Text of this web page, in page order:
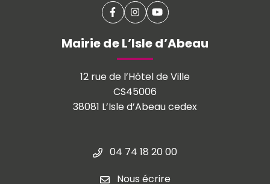
Facebook
(ouverture dans un nouvel
Instagram
(ouverture dans un nouvel
YouTube
(ouverture dans un
Mairie de L’Isle d’Abeau
12 rue de l’Hôtel de Ville
CS45006
38081 L’Isle d’Abeau cedex
04 74 18 20 00
Nous écrire